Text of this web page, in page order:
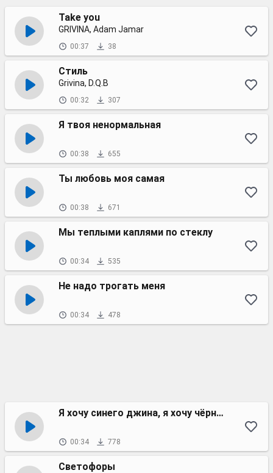
Take you
GRIVINA, Adam Jamar
00:37 38
Стиль
Grivina, D.Q.B
00:32 307
Я твоя ненормальная
00:38 655
Ты любовь моя самая
00:38 671
Мы теплыми каплями по стеклу
00:34 535
Не надо трогать меня
00:34 478
Я хочу синего джина, я хочу чёрного рома
00:34 778
Светофоры